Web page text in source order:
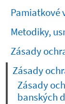
Pamiatkové
Metodiky,
Zásady
Zásady
Zásady
banských